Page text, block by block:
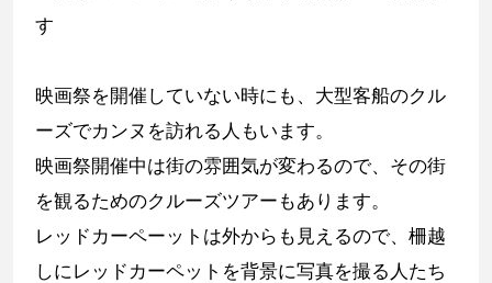
す
映画祭を開催していない時にも、大型客船のクル
ーズでカンヌを訪れる人もいます。
映画祭開催中は街の雰囲気が変わるので、その街
を観るためのクルーズツアーもあります。
レッドカーペーットは外からも見えるので、柵越
しにレッドカーペットを背景に写真を撮る人たち